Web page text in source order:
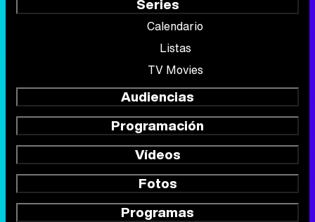
Series
Calendario
Listas
TV Movies
Audiencias
Programación
Vídeos
Fotos
Programas